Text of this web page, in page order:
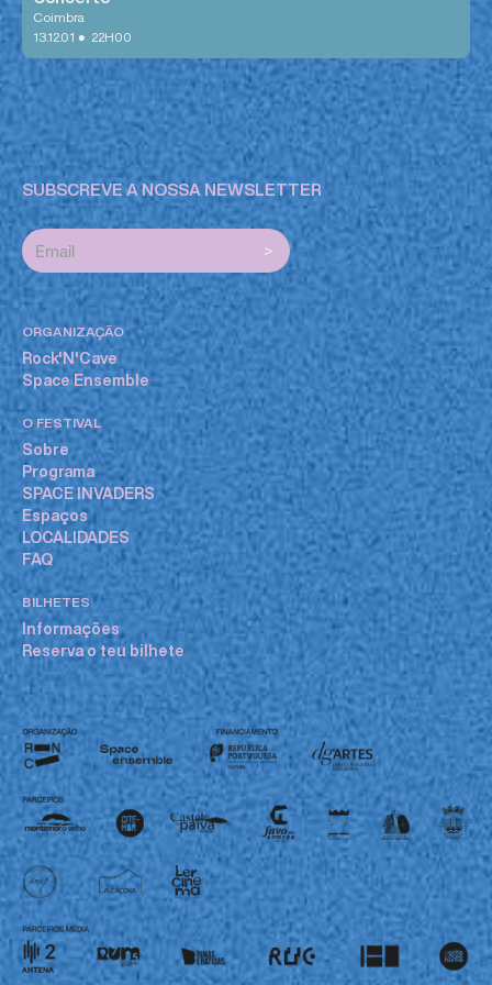
Coimbra
13.12.01 • 22H00
SUBSCREVE A NOSSA NEWSLETTER
ORGANIZAÇÃO
Rock'N'Cave
Space Ensemble
O FESTIVAL
Sobre
Programa
SPACE INVADERS
Espaços
LOCALIDADES
FAQ
BILHETES
Informações
Reserva o teu bilhete